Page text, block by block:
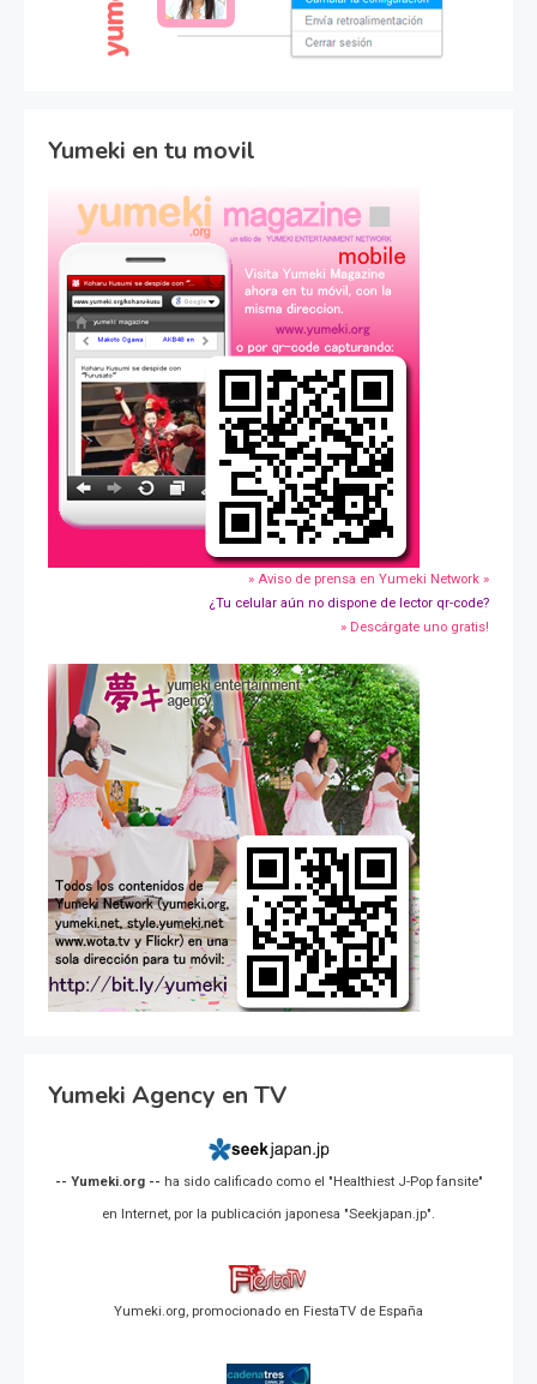
Yumeki en tu movil
» Aviso de prensa en Yumeki Network »
¿Tu celular aún no dispone de lector qr-code?
» Descárgate uno gratis!
Yumeki Agency en TV
-- Yumeki.org -- ha sido calificado como el "Healthiest J-Pop fansite"
en Internet, por la publicación japonesa "Seekjapan.jp".
Yumeki.org, promocionado en FiestaTV de España